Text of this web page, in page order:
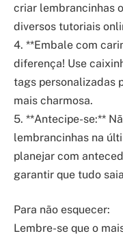
criar lembrancinhas
diversos tutoriais
4. **Embale com
diferença! Use
tags personalizadas
mais charmosa.
5. **Antecipe-se:**
lembrancinhas na
planejar com
garantir que tudo
Para não esquecer:
Lembre-se que o